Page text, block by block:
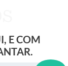
E COM